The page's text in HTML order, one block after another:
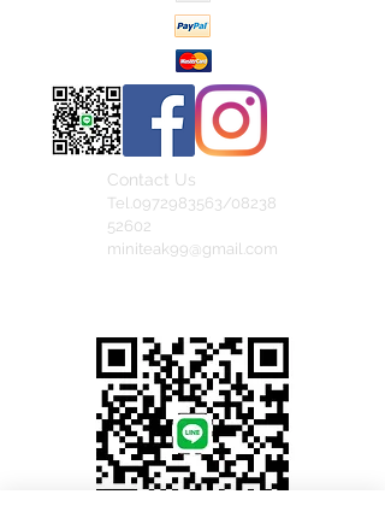
Contact Us
Tel.0972983563/08238
52602
miniteak99@gmail.com